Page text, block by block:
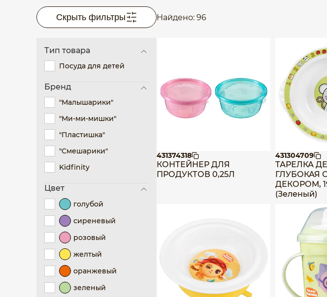
Скрыть фильтры Найдено: 96
Тип товара
Посуда для детей
Бренд
"Малышарики"
"Ми-ми-мишки"
"Пластишка"
"Смешарики"
Kidfinity
Цвет
голубой
сиреневый
розовый
желтый
оранжевый
зеленый
431374318
КОНТЕЙНЕР ДЛЯ
ПРОДУКТОВ 0,25Л
431304709
ТАРЕЛКА
ГЛУБОКАЯ
ДЕКОРОМ,
(Зеленый)